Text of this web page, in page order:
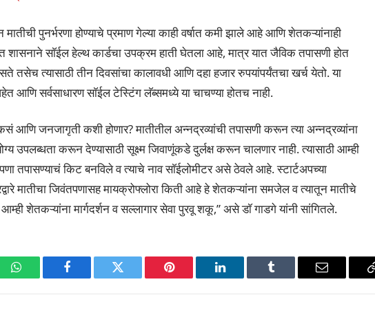
पुनर्भरणा होण्याचे प्रमाण गेल्या काही वर्षात कमी झाले आहे आणि शेतकऱ्यांनाही
शासनाने साॅईल हेल्थ कार्डचा उपक्रम हाती घेतला आहे, मात्र यात जैविक तपासणी होत
तसेच त्यासाठी तीन दिवसांचा कालावधी आणि दहा हजार रुपयांपर्यंतचा खर्च येतो. या
आणि सर्वसाधारण साॅईल टेस्टिंग लॅब्समध्ये या चाचण्या होतच नाही.
जनजागृती कशी होणार? मातीतील अन्नद्रव्यांची तपासणी करून त्या अन्नद्रव्यांना
उपलब्धता करून देण्यासाठी सूक्ष्म जिवाणूंकडे दुर्लक्ष करून चालणार नाही. त्यासाठी आम्ही
तपासण्याचं किट बनविले व त्याचे नाव साॅईलोमीटर असे ठेवले आहे. स्टार्टअपच्या
मातीचा जिवंतपणासह मायक्रोफ्लोरा किती आहे हे शेतकऱ्यांना समजेल व त्यातून मातीचे
शेतकऱ्यांना मार्गदर्शन व सल्लागार सेवा पुरवू शकू,” असे डाॅ गाडगे यांनी सांगितले.
WhatsAppFacebook Twitter Pinterest LinkedIn Tumblr Email